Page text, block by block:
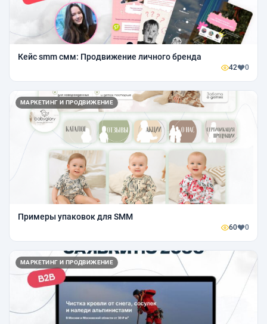
Кейс smm смм: Продвижение личного бренда
42 0
МАРКЕТИНГ И ПРОДВИЖЕНИЕ
Примеры упаковок для SMM
60 0
МАРКЕТИНГ И ПРОДВИЖЕНИЕ